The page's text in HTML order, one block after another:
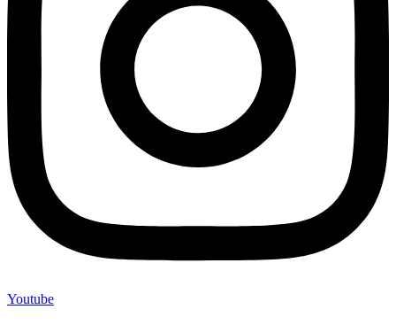
Youtube